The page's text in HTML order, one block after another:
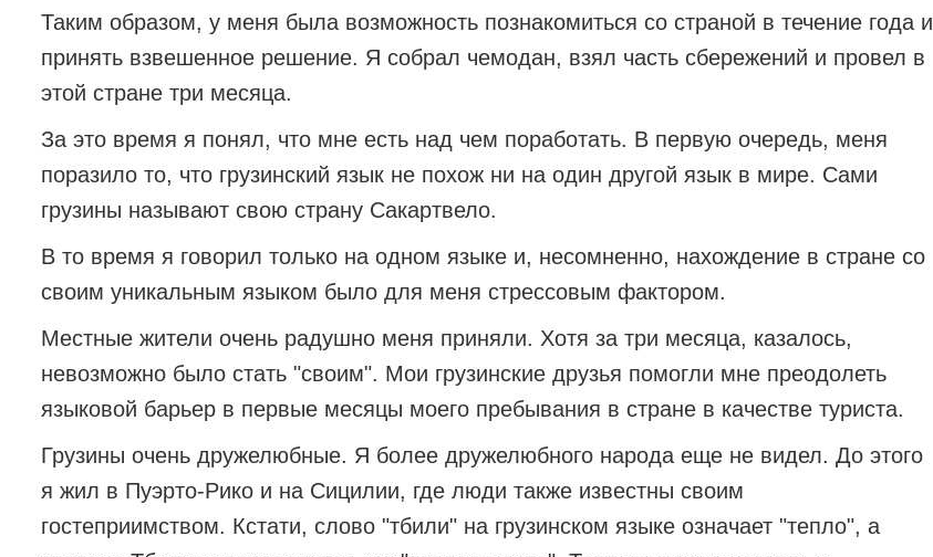
Таким образом, у меня была возможность познакомиться со страной в течение года и
принять взвешенное решение. Я собрал чемодан, взял часть сбережений и провел в
этой стране три месяца.
За это время я понял, что мне есть над чем поработать. В первую очередь, меня
поразило то, что грузинский язык не похож ни на один другой язык в мире. Сами
грузины называют свою страну Сакартвело.
В то время я говорил только на одном языке и, несомненно, нахождение в стране со
своим уникальным языком было для меня стрессовым фактором.
Местные жители очень радушно меня приняли. Хотя за три месяца, казалось,
невозможно было стать "своим". Мои грузинские друзья помогли мне преодолеть
языковой барьер в первые месяцы моего пребывания в стране в качестве туриста.
Грузины очень дружелюбные. Я более дружелюбного народа еще не видел. До этого
я жил в Пуэрто-Рико и на Сицилии, где люди также известны своим
гостеприимством. Кстати, слово "тбили" на грузинском языке означает "тепло", а